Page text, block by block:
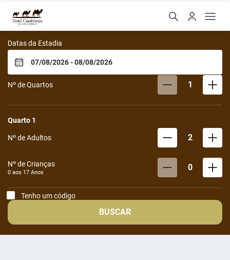
Hotel Casablanca -
Datas da Estadia
Nº de Quartos 1
Quarto 1
Nº de Adultos 2
Nº de Crianças
0 aos 17 Anos 0
Tenho um código
BUSCAR